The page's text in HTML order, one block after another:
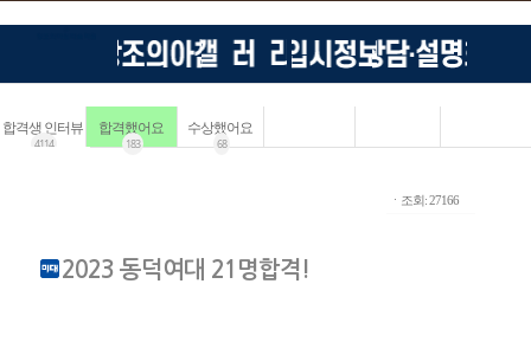
합격생 인터뷰
4114
합격했어요
183
수상했어요
68
ㆍ조회: 27166
2023 동덕여대 21명합격!